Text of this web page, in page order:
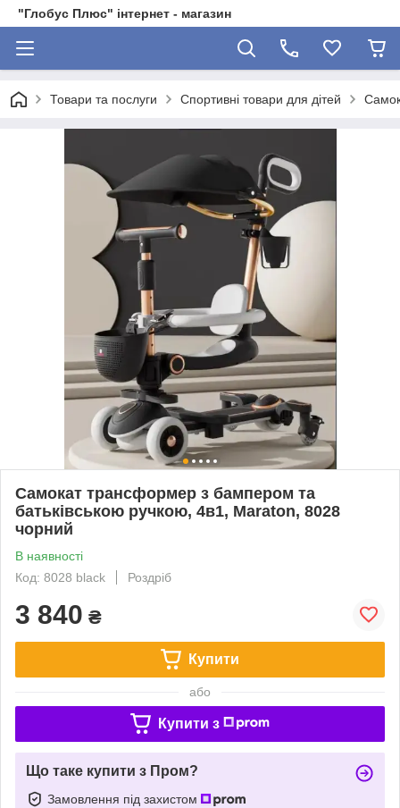
"Глобус Плюс" інтернет - магазин
Товари та послуги Спортивні товари для дітей
Самокат трансформер з бампером та
батьківською ручкою, 4в1, Maraton, 8028
чорний
В наявності
Код: 8028 black
Роздріб
3 840 ₴
Купити
або
Купити з
Що таке купити з Пром?
Замовлення під захистом